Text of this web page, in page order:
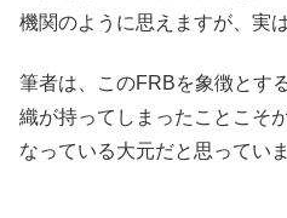
機関のように思えますが、実
筆者は、このFRBを象徴とす
織が持ってしまったことこそ
なっている大元だと思っていま